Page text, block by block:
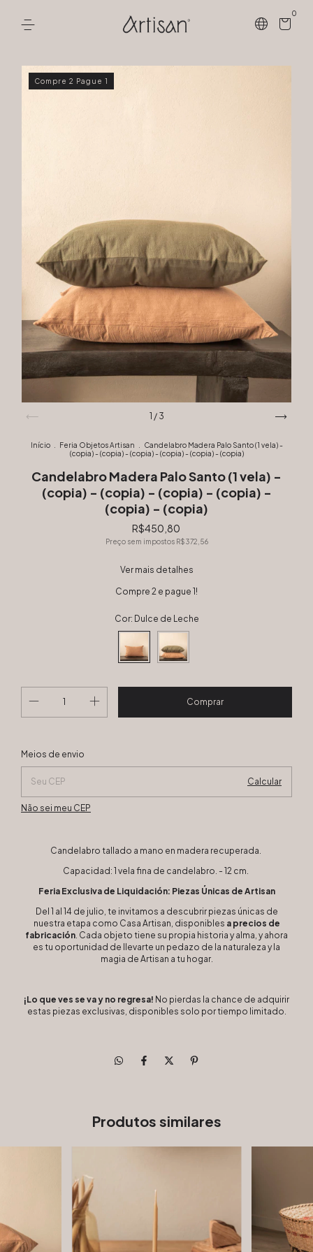
0
Compre 2 Pague 1
1 / 3
Início Feria Objetos Artisan
Candelabro Madera Palo Santo (1 vela) -
(copia) - (copia) - (copia) - (copia) - (copia) - (copia)
Candelabro Madera Palo Santo (1 vela) -
(copia) - (copia) - (copia) - (copia) -
(copia) - (copia)
R$450,80
Preço sem impostos R$372,56
Ver mais detalhes
Compre 2 e pague 1!
Cor: Dulce de Leche
Entregas para o CEP:
Meios de envio
Calcular
Não sei meu CEP
Candelabro tallado a mano en madera recuperada.
Capacidad: 1 vela fina de candelabro. - 12 cm.
Feria Exclusiva de Liquidación: Piezas Únicas de Artisan
Del 1 al 14 de julio, te invitamos a descubrir piezas únicas de
nuestra etapa como Casa Artisan, disponibles a precios de
fabricación . Cada objeto tiene su propia historia y alma, y ahora
es tu oportunidad de llevarte un pedazo de la naturaleza y la
magia de Artisan a tu hogar.
¡Lo que ves se va y no regresa! No pierdas la chance de adquirir
estas piezas exclusivas, disponibles solo por tiempo limitado.
Produtos similares